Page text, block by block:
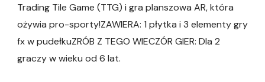
Trading Tile Game (TTG) i gra planszowa AR, która
ożywia pro-sporty!ZAWIERA: 1 płytka i 3 elementy gry
fx w pudełkuZRÓB Z TEGO WIECZÓR GIER: Dla 2
graczy w wieku od 6 lat.